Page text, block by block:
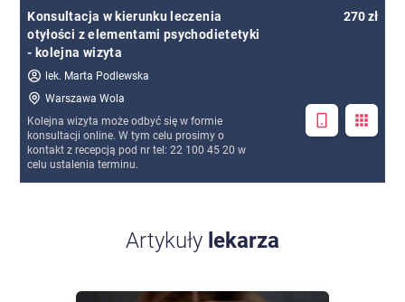
Konsultacja w kierunku leczenia
otyłości z elementami psychodietetyki
- kolejna wizyta
Kolejna wizyta może odbyć się w formie
konsultacji online. W tym celu prosimy o
kontakt z recepcją pod nr tel: 22 100 45 20 w
celu ustalenia terminu.
270 zł
lek. Marta Podlewska
Warszawa Wola
Artykuły lekarza